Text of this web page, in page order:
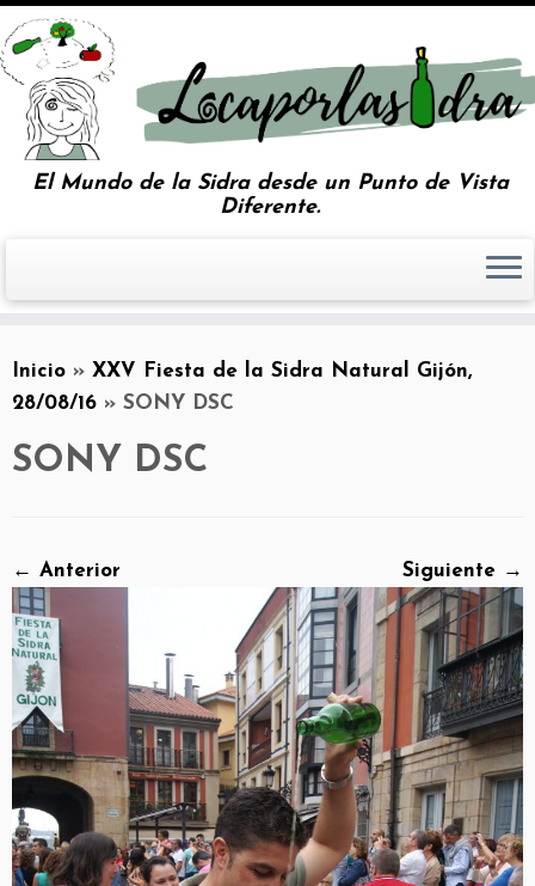
El Mundo de la Sidra desde un Punto de Vista
Diferente.
Inicio » XXV Fiesta de la Sidra Natural Gijón,
28/08/16 » SONY DSC
SONY DSC
← Anterior Siguiente →